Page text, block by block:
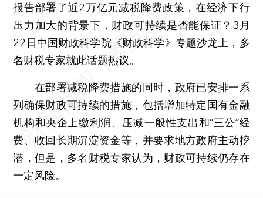
报告部署了近2万亿元减税降费政策，在经济下行
压力加大的背景下，财政可持续是否能保证？3月
22日中国财政科学院《财政科学》专题沙龙上，多
名财税专家就此话题热议。
在部署减税降费措施的同时，政府已安排一系
列确保财政可持续的措施，包括增加特定国有金融
机构和央企上缴利润、压减一般性支出和“三公”经
费、收回长期沉淀资金等，并要求地方政府主动挖
潜，但是，多名财税专家认为，财政可持续仍存在
一定风险。